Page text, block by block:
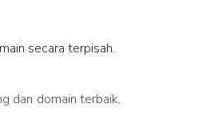
secara terpisah.
dan domain terbaik,